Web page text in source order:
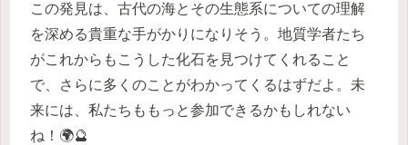
この発見は、古代の海とその生態系についての理解
を深める貴重な手がかりになりそう。地質学者たち
がこれからもこうした化石を見つけてくれること
で、さらに多くのことがわかってくるはずだよ。未
来には、私たちももっと参加できるかもしれない
ね！🌍🔮